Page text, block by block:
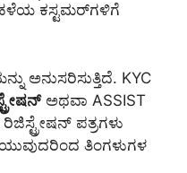
ಕಸ್ಟಮರ್‌ಗಳಿಗೆ
ಅನುಸರಿಸುತ್ತಿದೆ. KYC
ಅಥವಾ ASSIST
ಪತ್ರಗಳು
ತಿಂಗಳುಗಳ